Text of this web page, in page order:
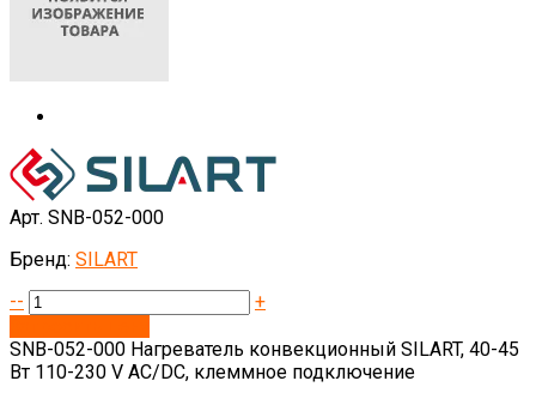
Арт. SNB-052-000
Бренд: SILART
--
+
SNB-052-000 Нагреватель конвекционный SILART, 40-45
Вт 110-230 V AC/DC, клеммное подключение